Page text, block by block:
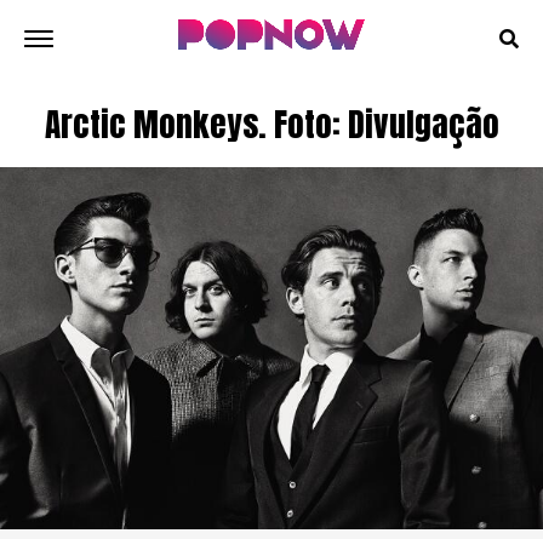
Arctic Monkeys. Foto: Divulgação